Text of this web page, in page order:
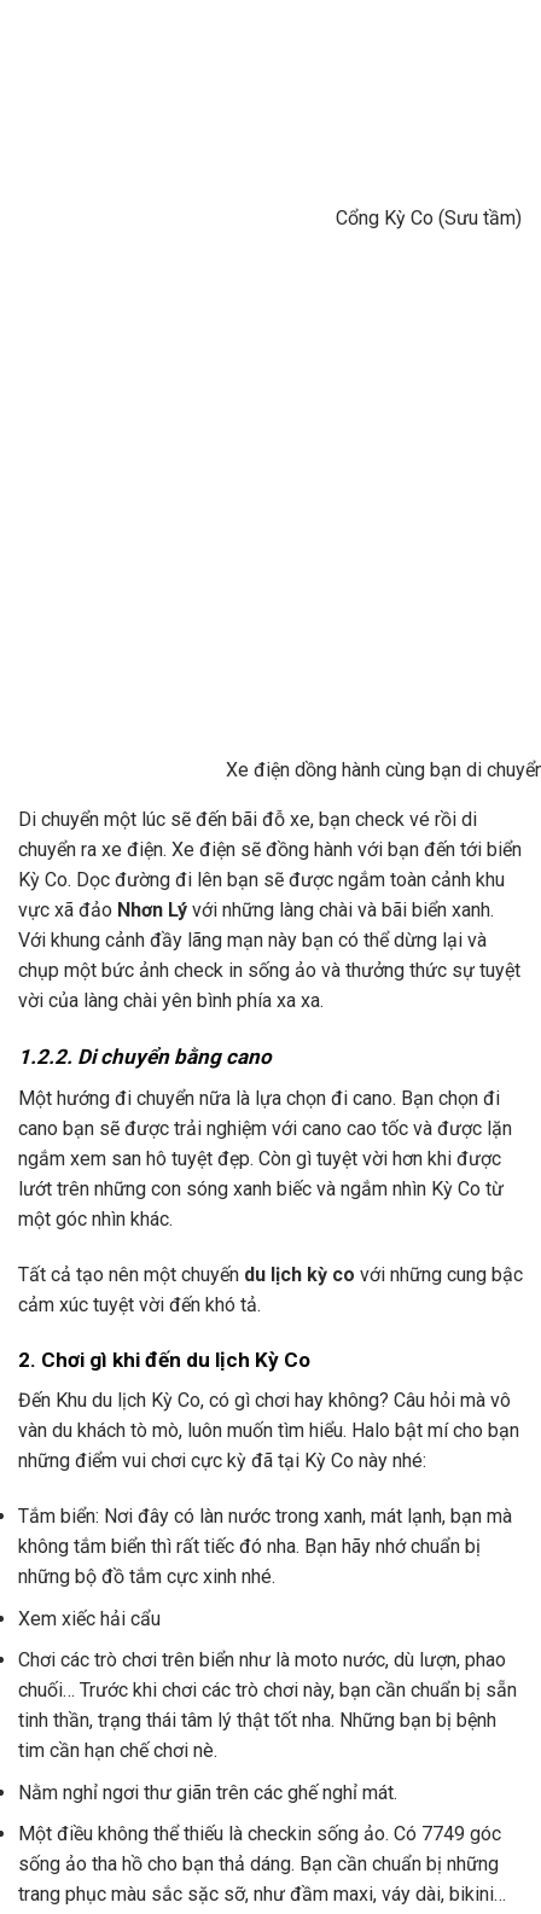
Cổng Kỳ Co (Sưu tầm)
Xe điện dồng hành cùng bạn di
Di chuyển một lúc sẽ đến bãi đỗ xe, bạn check vé rồi di
chuyển ra xe điện. Xe điện sẽ đồng hành với bạn đến tới biển
Kỳ Co. Dọc đường đi lên bạn sẽ được ngắm toàn cảnh khu
vực xã đảo Nhơn Lý với những làng chài và bãi biển xanh.
Với khung cảnh đầy lãng mạn này bạn có thể dừng lại và
chụp một bức ảnh check in sống ảo và thưởng thức sự tuyệt
vời của làng chài yên bình phía xa xa.
1.2.2. Di chuyển bằng cano
Một hướng đi chuyển nữa là lựa chọn đi cano. Bạn chọn đi
cano bạn sẽ được trải nghiệm với cano cao tốc và được lặn
ngắm xem san hô tuyệt đẹp. Còn gì tuyệt vời hơn khi được
lướt trên những con sóng xanh biếc và ngắm nhìn Kỳ Co từ
một góc nhìn khác.
Tất cả tạo nên một chuyến du lịch kỳ co với những cung bậc
cảm xúc tuyệt vời đến khó tả.
2. Chơi gì khi đến du lịch Kỳ Co
Đến Khu du lịch Kỳ Co, có gì chơi hay không? Câu hỏi mà vô
vàn du khách tò mò, luôn muốn tìm hiểu. Halo bật mí cho bạn
những điểm vui chơi cực kỳ đã tại Kỳ Co này nhé:
Tắm biển: Nơi đây có làn nước trong xanh, mát lạnh, bạn mà
không tắm biển thì rất tiếc đó nha. Bạn hãy nhớ chuẩn bị
những bộ đồ tắm cực xinh nhé.
Xem xiếc hải cẩu
Chơi các trò chơi trên biển như là moto nước, dù lượn, phao
chuối… Trước khi chơi các trò chơi này, bạn cần chuẩn bị sẵn
tinh thần, trạng thái tâm lý thật tốt nha. Những bạn bị bệnh
tim cần hạn chế chơi nè.
Nằm nghỉ ngơi thư giãn trên các ghế nghỉ mát.
Một điều không thể thiếu là checkin sống ảo. Có 7749 góc
sống ảo tha hồ cho bạn thả dáng. Bạn cần chuẩn bị những
trang phục màu sắc sặc sỡ, như đầm maxi, váy dài, bikini…